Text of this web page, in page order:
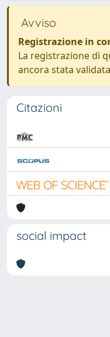
Avviso
Registrazione in
La registrazione di
ancora stata
Citazioni
social impact